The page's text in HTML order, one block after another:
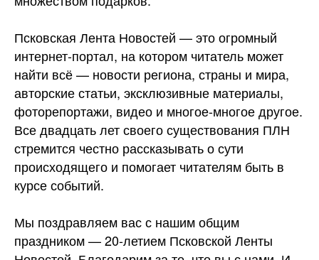
Псковская Лента Новостей — это огромный
интернет-портал, на котором читатель может
найти всё — новости региона, страны и мира,
авторские статьи, эксклюзивные материалы,
фоторепортажи, видео и многое-многое другое.
Все двадцать лет своего существования ПЛН
стремится честно рассказывать о сути
происходящего и помогает читателям быть в
курсе событий.
Мы поздравляем вас с нашим общим
праздником — 20-летием Псковской Ленты